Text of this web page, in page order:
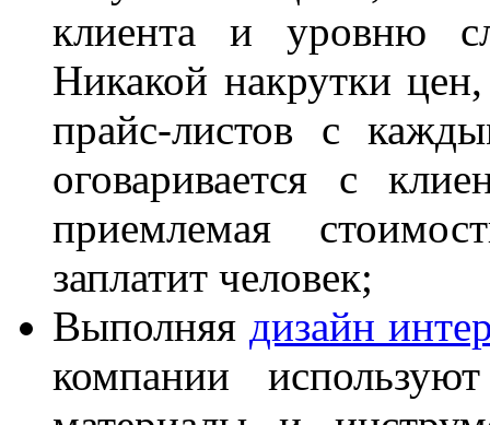
клиента и уровню
Никакой накрутки
прайс-листов с
оговаривается с
приемлемая
заплатит человек;
Выполняя дизайн
компании